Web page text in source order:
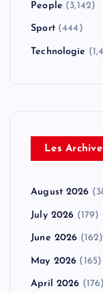
People (3,142)
Sport(444)
Technologie
Les
August 2026
July 2026 (179)
June 2026 (162)
May 2026 (165)
April 2026 (176)